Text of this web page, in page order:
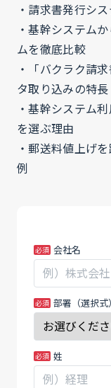
・請求書発行シ
・基幹システム
ムを徹底比較
・「バクラク請
タ取り込みの特長
・基幹システム
を選ぶ理由
・郵送料値上げ
例
基
幹
シ
ス
テ
ム
か
ら
出
会社名
部署（選択式）
姓
あ
な
た
が
人
間
の
場
合、